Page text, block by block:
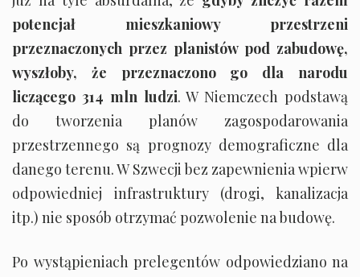
potencjał mieszkaniowy przestrzeni
przeznaczonych przez planistów pod zabudowę,
wyszłoby, że przeznaczono go dla narodu
liczącego 314 mln ludzi. W Niemczech podstawą
do tworzenia planów zagospodarowania
przestrzennego są prognozy demograficzne dla
danego terenu. W Szwecji bez zapewnienia wpierw
odpowiedniej infrastruktury (drogi, kanalizacja
itp.) nie sposób otrzymać pozwolenie na budowę.
Po wystąpieniach prelegentów odpowiedziano na